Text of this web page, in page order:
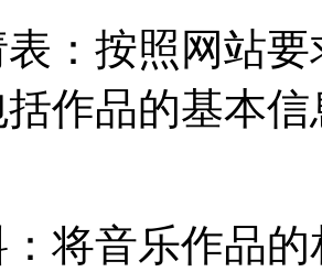
：按照网站
作品的基本
：将音乐作品